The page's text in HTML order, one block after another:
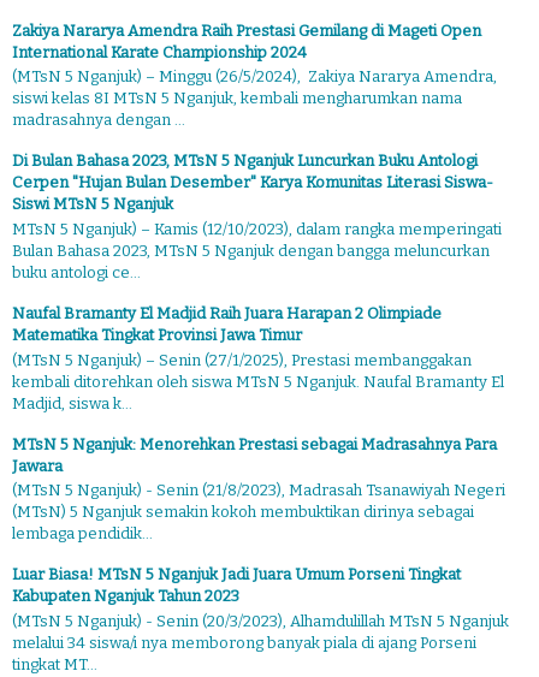
Zakiya Nararya Amendra Raih Prestasi Gemilang di Mageti Open
International Karate Championship 2024
(MTsN 5 Nganjuk) – Minggu (26/5/2024), Zakiya Nararya Amendra,
siswi kelas 8I MTsN 5 Nganjuk, kembali mengharumkan nama
madrasahnya dengan ...
Di Bulan Bahasa 2023, MTsN 5 Nganjuk Luncurkan Buku Antologi
Cerpen "Hujan Bulan Desember" Karya Komunitas Literasi Siswa-
Siswi MTsN 5 Nganjuk
MTsN 5 Nganjuk) – Kamis (12/10/2023), dalam rangka memperingati
Bulan Bahasa 2023, MTsN 5 Nganjuk dengan bangga meluncurkan
buku antologi ce...
Naufal Bramanty El Madjid Raih Juara Harapan 2 Olimpiade
Matematika Tingkat Provinsi Jawa Timur
(MTsN 5 Nganjuk) – Senin (27/1/2025), Prestasi membanggakan
kembali ditorehkan oleh siswa MTsN 5 Nganjuk. Naufal Bramanty El
Madjid, siswa k...
MTsN 5 Nganjuk: Menorehkan Prestasi sebagai Madrasahnya Para
Jawara
(MTsN 5 Nganjuk) - Senin (21/8/2023), Madrasah Tsanawiyah Negeri
(MTsN) 5 Nganjuk semakin kokoh membuktikan dirinya sebagai
lembaga pendidik...
Luar Biasa! MTsN 5 Nganjuk Jadi Juara Umum Porseni Tingkat
Kabupaten Nganjuk Tahun 2023
(MTsN 5 Nganjuk) - Senin (20/3/2023), Alhamdulillah MTsN 5 Nganjuk
melalui 34 siswa/i nya memborong banyak piala di ajang Porseni
tingkat MT...